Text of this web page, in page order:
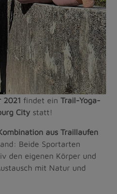
2021 findet ein Trail-Yoga-
City statt!
aus Traillaufen
Beide Sportarten
den eigenen Körper und
mit Natur und